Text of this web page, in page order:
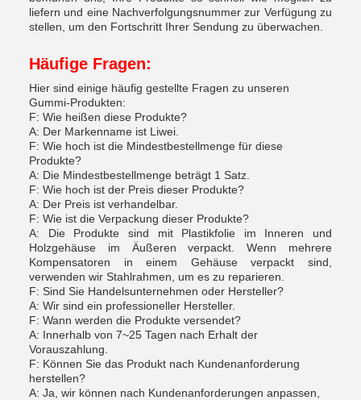
liefern und eine Nachverfolgungsnummer zur Verfügung zu
stellen, um den Fortschritt Ihrer Sendung zu überwachen.
Häufige Fragen:
Hier sind einige häufig gestellte Fragen zu unseren
Gummi-Produkten:
F: Wie heißen diese Produkte?
A: Der Markenname ist Liwei.
F: Wie hoch ist die Mindestbestellmenge für diese
Produkte?
A: Die Mindestbestellmenge beträgt 1 Satz.
F: Wie hoch ist der Preis dieser Produkte?
A: Der Preis ist verhandelbar.
F: Wie ist die Verpackung dieser Produkte?
A: Die Produkte sind mit Plastikfolie im Inneren und
Holzgehäuse im Äußeren verpackt. Wenn mehrere
Kompensatoren in einem Gehäuse verpackt sind,
verwenden wir Stahlrahmen, um es zu reparieren.
F: Sind Sie Handelsunternehmen oder Hersteller?
A: Wir sind ein professioneller Hersteller.
F: Wann werden die Produkte versendet?
A: Innerhalb von 7~25 Tagen nach Erhalt der
Vorauszahlung.
F: Können Sie das Produkt nach Kundenanforderung
herstellen?
A: Ja, wir können nach Kundenanforderungen anpassen,